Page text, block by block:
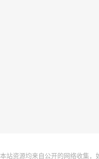
本站资源均来自公开的网络收集